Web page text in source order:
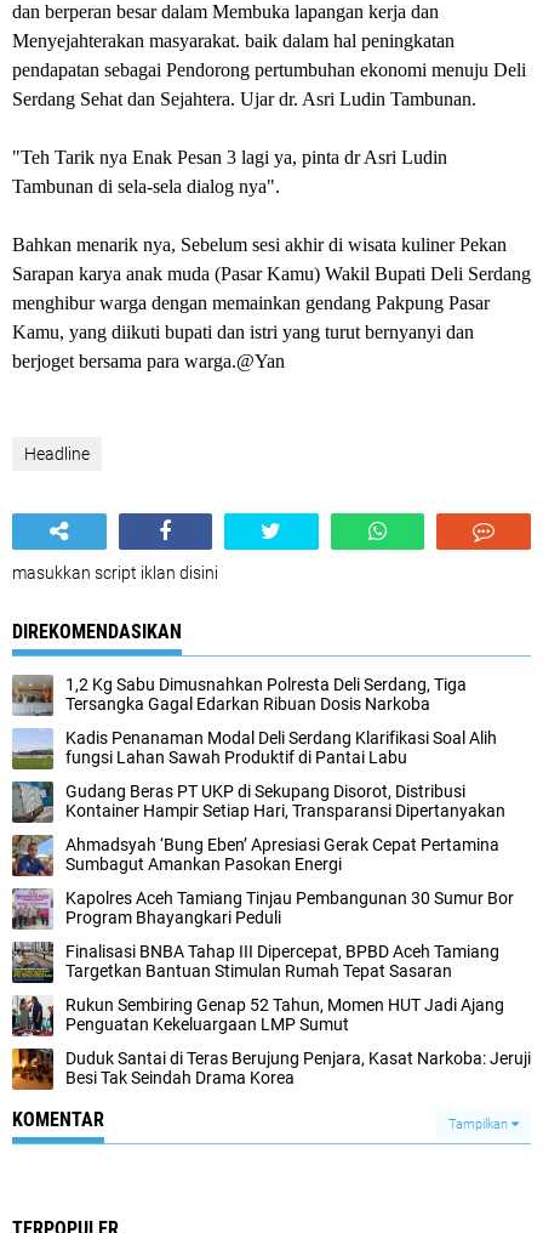
dan berperan besar dalam Membuka lapangan kerja dan
Menyejahterakan masyarakat. baik dalam hal peningkatan
pendapatan sebagai Pendorong pertumbuhan ekonomi menuju Deli
Serdang Sehat dan Sejahtera. Ujar dr. Asri Ludin Tambunan.
"Teh Tarik nya Enak Pesan 3 lagi ya, pinta dr Asri Ludin
Tambunan di sela-sela dialog nya".
Bahkan menarik nya, Sebelum sesi akhir di wisata kuliner Pekan
Sarapan karya anak muda (Pasar Kamu) Wakil Bupati Deli Serdang
menghibur warga dengan memainkan gendang Pakpung Pasar
Kamu, yang diikuti bupati dan istri yang turut bernyanyi dan
berjoget bersama para warga.@Yan
Headline
masukkan script iklan disini
DIREKOMENDASIKAN
1,2 Kg Sabu Dimusnahkan Polresta Deli Serdang, Tiga
Tersangka Gagal Edarkan Ribuan Dosis Narkoba
Kadis Penanaman Modal Deli Serdang Klarifikasi Soal Alih
fungsi Lahan Sawah Produktif di Pantai Labu
Gudang Beras PT UKP di Sekupang Disorot, Distribusi
Kontainer Hampir Setiap Hari, Transparansi Dipertanyakan
Ahmadsyah ‘Bung Eben’ Apresiasi Gerak Cepat Pertamina
Sumbagut Amankan Pasokan Energi
Kapolres Aceh Tamiang Tinjau Pembangunan 30 Sumur Bor
Program Bhayangkari Peduli
Finalisasi BNBA Tahap III Dipercepat, BPBD Aceh Tamiang
Targetkan Bantuan Stimulan Rumah Tepat Sasaran
Rukun Sembiring Genap 52 Tahun, Momen HUT Jadi Ajang
Penguatan Kekeluargaan LMP Sumut
Duduk Santai di Teras Berujung Penjara, Kasat Narkoba: Jeruji
Besi Tak Seindah Drama Korea
KOMENTAR Tampilkan